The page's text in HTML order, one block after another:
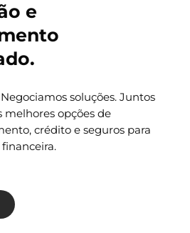
e
soluções. Juntos
melhores opções de
crédito e seguros para